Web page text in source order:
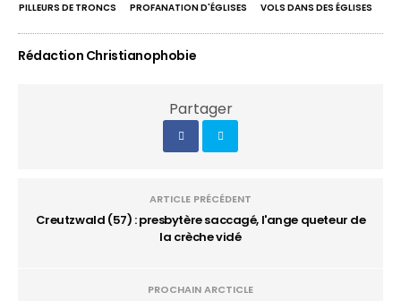
PILLEURS DE TRONCS
PROFANATION D'ÉGLISES VOLS DANS DES ÉGLISES
Rédaction Christianophobie
Partager
ARTICLE PRÉCÉDENT
Creutzwald (57) : presbytère saccagé, l'ange queteur de
la crèche vidé
PROCHAIN ARCTICLE